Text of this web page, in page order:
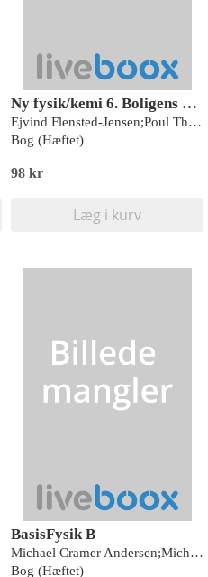
Ny fysik/kemi 6. Boligens opvarmning
Ejvind Flensted-Jensen;Poul Thomsen;Henning Henriksen
Bog (Hæftet)
98 kr
Læg i kurv
BasisFysik B
Michael Cramer Andersen;Michael Agermose Jensen
Bog (Hæftet)